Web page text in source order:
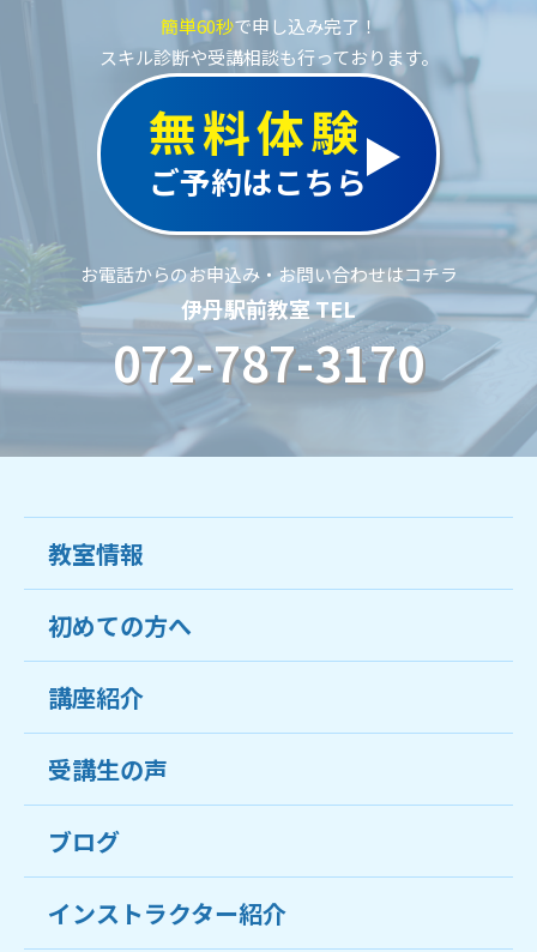
簡単60秒で申し込み完了！
スキル診断や受講相談も行っております。
無料体験
ご予約はこちら
お電話からのお申込み・お問い合わせはコチラ
伊丹駅前教室 TEL
072-787-3170
教室情報
教室について
受講生の声
おすすめ・人気の講座
目的から講座を探す
教室ブログ
初めての方へ
ココがおすすめ
料金
受講までの流れ
よくあるご質問
講座紹介
受講生の声
ブログ
インストラクター紹介